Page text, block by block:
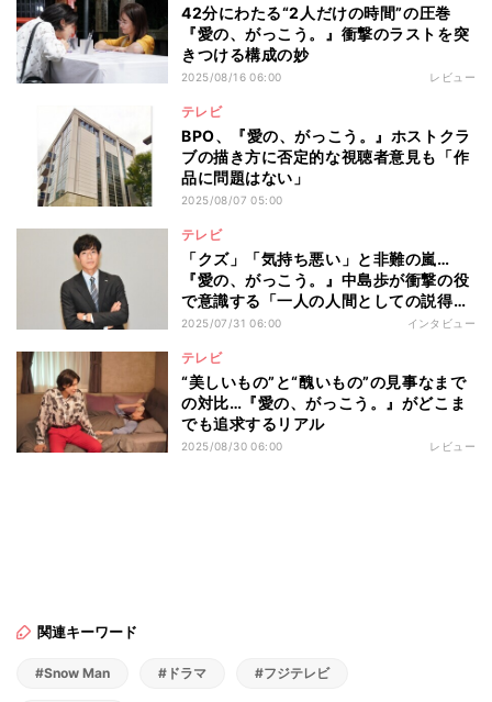
42分にわたる“2人だけの時間”の圧巻
『愛の、がっこう。』衝撃のラストを突
きつける構成の妙
2025/08/16 06:00 レビュー
テレビ
BPO、『愛の、がっこう。』ホストクラ
ブの描き方に否定的な視聴者意見も「作
品に問題はない」
2025/08/07 05:00
テレビ
「クズ」「気持ち悪い」と非難の嵐…
『愛の、がっこう。』中島歩が衝撃の役
で意識する「一人の人間としての説得
力」
2025/07/31 06:00 インタビュー
テレビ
“美しいもの”と“醜いもの”の見事なまで
の対比…『愛の、がっこう。』がどこま
でも追求するリアル
2025/08/30 06:00 レビュー
関連キーワード
#Snow Man #ドラマ #フジテレビ